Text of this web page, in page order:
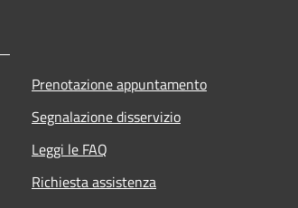
Prenotazione appuntamento
Segnalazione disservizio
Leggi le FAQ
Richiesta assistenza